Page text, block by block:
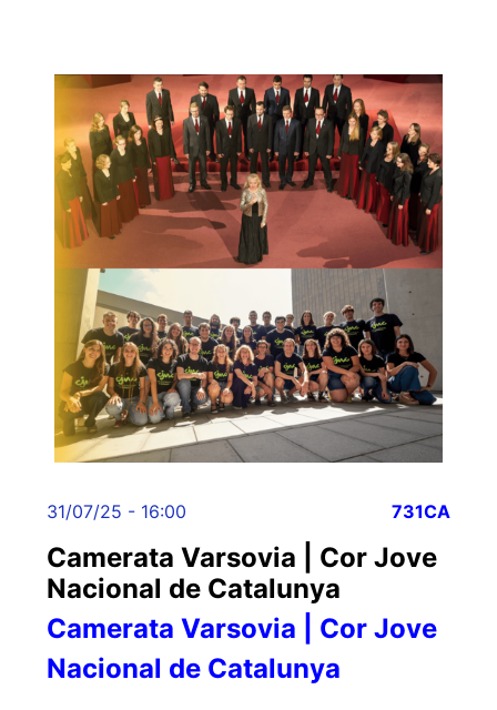
31/07/25 - 16:00 731CA
Camerata Varsovia | Cor Jove
Nacional de Catalunya
Camerata Varsovia | Cor Jove
Nacional de Catalunya